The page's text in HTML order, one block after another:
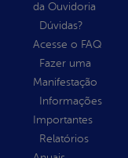
da Ouvidoria
Dúvidas?
Acesse o FAQ
Fazer uma
Manifestação
Informações
Importantes
Relatórios